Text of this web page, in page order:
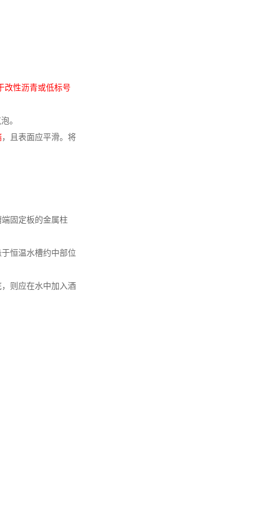
改性沥青或低标号
。
，且表面应平滑。将
固定板的金属柱
于恒温水槽约中部位
则应在水中加入酒